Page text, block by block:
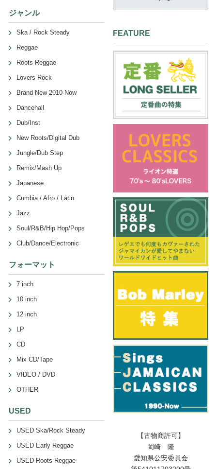
ジャンル
Ska / Rock Steady
Reggae
Roots Reggae
Lovers Rock
Brand New 2010-Now
Dancehall
Dub/Inst
New Roots/Digital Dub
Jungle/Dub Step
Remix/Mash Up
Japanese
Cumbia / Afro / Latin
Jazz
Soul/R&B/Hip Hop/Pops
Club/Dance/Electronic
フォーマット
7 inch
10 inch
12 inch
LP
CD
Mix CD/Tape
VIDEO / DVD
OTHER
USED
USED Ska/Rock Steady
USED Early Reggae
USED Roots Reggae
FEATURE
【古物商許可】
岡崎 隆
愛知県公安委員会